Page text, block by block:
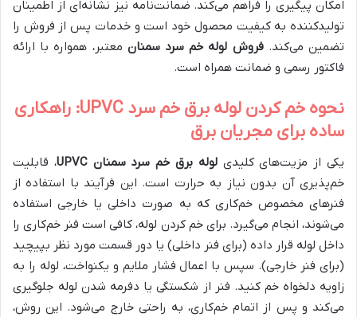
امکان پیگیری را فراهم می‌کند. ضمانت‌نامه نیز نشانه‌ای از اطمینان
تولیدکننده به کیفیت محصول خود است و خدمات پس از فروش را
تضمین می‌کند.فروش لوله خم سرد سمنان معتبر، همواره با ارائه
فاکتور رسمی و ضمانت همراه است.
نحوه خم کردن لوله برق خم سرد UPVC: راهکاری
ساده برای مجریان برق
یکی از مزیت‌های کلیدیلوله برق خم سرد سمنان UPVC
، قابلیت
خم‌پذیری آن بدون نیاز به حرارت است. این فرآیند با استفاده از
فنرهای مخصوص خم‌کاری که به صورت داخلی یا خارجی استفاده
می‌شوند، انجام می‌گیرد. برای خم کردن لوله، کافی است فنر خم‌کاری را
داخل لوله قرار داده (برای فنر داخلی) یا دور قسمت مورد نظر بپیچید
(برای فنر خارجی). سپس با اعمال فشار ملایم و یکنواخت، لوله را به
زاویه دلخواه خم کنید. فنر از شکستگی یا دفرمه شدن لوله جلوگیری
می‌کند و پس از اتمام خم‌کاری، به راحتی خارج می‌شود. این روش،